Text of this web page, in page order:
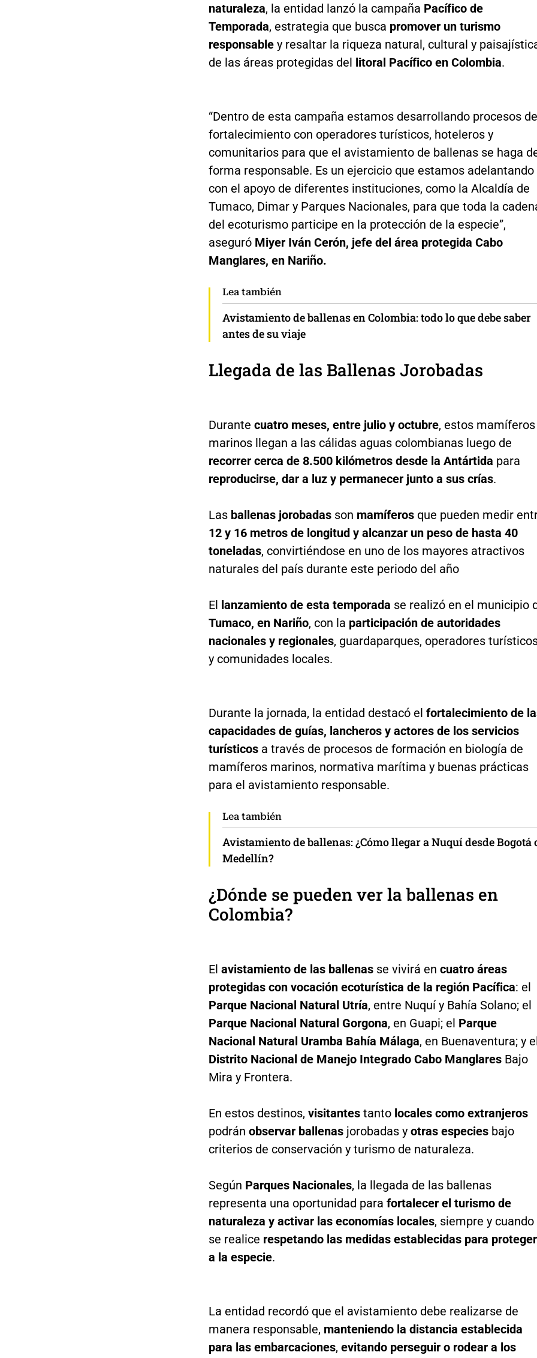
naturaleza, la entidad lanzó la campaña Pacífico de
Temporada, estrategia que busca promover un turismo
responsabley resaltar la riqueza natural, cultural y
de las áreas protegidas del
litoral Pacífico en Colombia.
“Dentro de esta campaña estamos desarrollando procesos de
fortalecimiento con operadores turísticos, hoteleros y
comunitarios para que el avistamiento de ballenas se haga
forma responsable. Es un ejercicio que estamos adelantando
con el apoyo de diferentes instituciones, como la Alcaldía de
Tumaco, Dimar y Parques Nacionales, para que toda la
del ecoturismo participe en la protección de la especie”,
aseguró Miyer Iván Cerón, jefe del área protegida Cabo
Manglares, en Nariño.
Lea también
Avistamiento de ballenas en Colombia: todo lo que debe saber
antes de su viaje
Llegada de las Ballenas Jorobadas
Durante cuatro meses, entre julio y octubre, estos mamíferos
marinos llegan a las cálidas aguas colombianas luego de
recorrer cerca de 8.500 kilómetros desde la Antártida para
reproducirse, dar a luz y permanecer junto a sus crías.
Lasballenas jorobadasson mamíferosque pueden medir
12 y 16 metros de longitud y alcanzar un peso de hasta 40
toneladas, convirtiéndose en uno de los mayores atractivos
naturales del país durante este periodo del año
El lanzamiento de esta temporada se realizó en el municipio
Tumaco, en Nariño, con la participación de autoridades
nacionales y regionales, guardaparques, operadores
y comunidades locales.
Durante la jornada, la entidad destacó el fortalecimiento de
capacidades de guías, lancheros y actores de los servicios
turísticosa través de procesos de formación en biología de
mamíferos marinos, normativa marítima y buenas prácticas
para el avistamiento responsable.
Lea también
Avistamiento de ballenas: ¿Cómo llegar a Nuquí desde Bogotá
Medellín?
¿Dónde se pueden ver la ballenas en
Colombia?
El avistamiento de las ballenasse vivirá en cuatro áreas
protegidas con vocación ecoturística de la región Pacífica: el
Parque Nacional Natural Utría, entre Nuquí y Bahía Solano; el
Parque Nacional Natural Gorgona, en Guapi; el Parque
Nacional Natural Uramba Bahía Málaga, en Buenaventura; y
Distrito Nacional de Manejo Integrado Cabo ManglaresBajo
Mira y Frontera.
En estos destinos, visitantestanto locales como extranjeros
podrán observar ballenasjorobadas y otras especiesbajo
criterios de conservación y turismo de naturaleza.
Según Parques Nacionales, la llegada de las ballenas
representa una oportunidad para fortalecer el turismo de
naturaleza y activar las economías locales, siempre y cuando
se realice respetando las medidas establecidas para proteger
a la especie.
La entidad recordó que el avistamiento debe realizarse de
manera responsable, manteniendo la distancia establecida
para las embarcaciones, evitando perseguir o rodear a los